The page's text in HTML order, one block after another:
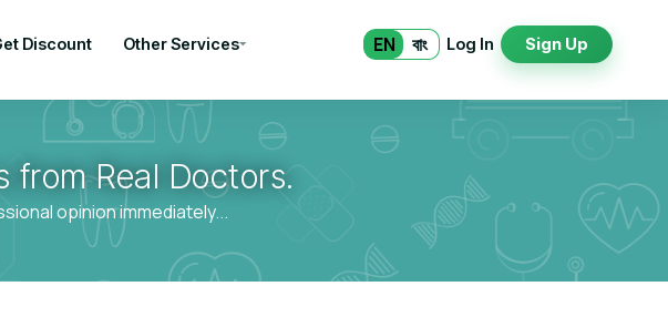
Discount Other Services EN বাং Log In Sign Up
from Real Doctors.
opinion immediately...